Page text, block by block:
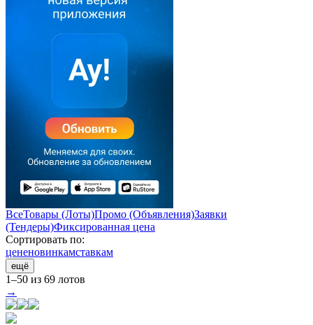
ВсеТовары (Лоты)Промо (Объявления)Заявки
(Тендеры)Фиксированная цена
Сортировать по:
цененовинкамставкам
ещё
1–50 из 69 лотов
→